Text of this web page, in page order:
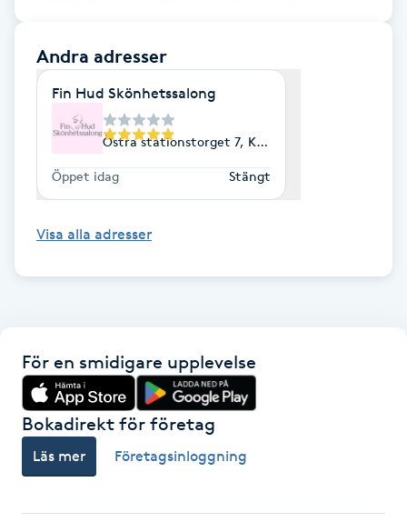
Hypnos
Hårborttagning
Hälsprickor
Idrottsmassage
Andra adresser
Fin Hud Skönhetssalong
Östra stationstorget 7, Kävlinge
Öppet idag Stängt
Visa alla adresser
För en smidigare upplevelse
Bokadirekt för företag
Läs mer Företagsinloggning